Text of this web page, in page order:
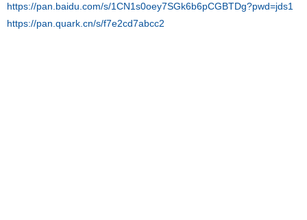
https://pan.baidu.com/s/1CN1s0oey7SGk6b6pCGBTDg?pwd=jds1
https://pan.quark.cn/s/f7e2cd7abcc2